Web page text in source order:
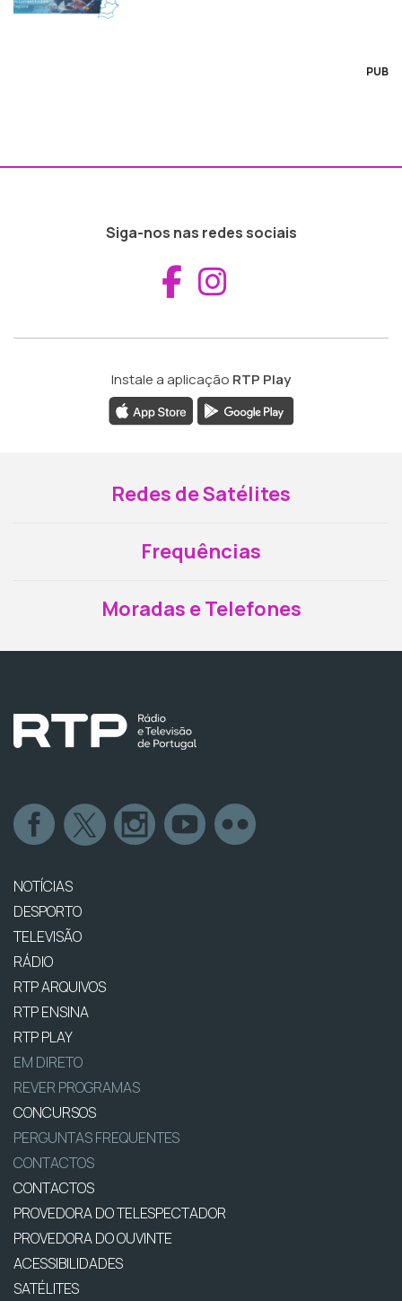
PUB
Siga-nos nas redes sociais
Aceder ao
Instale a aplicação RTP Play
Redes de Satélites
Frequências
Moradas e Telefones
NOTÍCIAS
DESPORTO
TELEVISÃO
RÁDIO
RTP ARQUIVOS
RTP ENSINA
RTP PLAY
EM DIRETO
REVER PROGRAMAS
CONCURSOS
PERGUNTAS FREQUENTES
CONTACTOS
CONTACTOS
PROVEDORA DO TELESPECTADOR
PROVEDORA DO OUVINTE
ACESSIBILIDADES
SATÉLITES